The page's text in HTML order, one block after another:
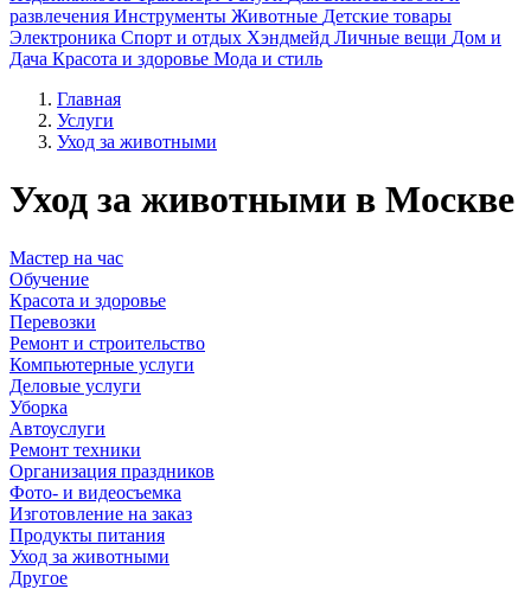
развлечения Инструменты Животные Детские товары
Электроника Спорт и отдых Хэндмейд Личные вещи Дом и
Дача Красота и здоровье Мода и стиль
Главная
Услуги
Уход за животными
Уход за животными в Москве
Мастер на час
Обучение
Красота и здоровье
Перевозки
Ремонт и строительство
Компьютерные услуги
Деловые услуги
Уборка
Автоуслуги
Ремонт техники
Организация праздников
Фото- и видеосъемка
Изготовление на заказ
Продукты питания
Уход за животными
Другое